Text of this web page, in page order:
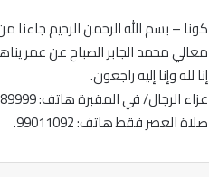
كونا – بسم الله الرحمن الرحيم جاءنا
معالي محمد الجابر الصباح عن عمر يناهز 79 عاما وسيوارى جثمانها الثرى اليوم الخميس بعد صلاة
إنا لله وإنا إليه راجعون.
صلاة العصر فقط هاتف: 99011092.